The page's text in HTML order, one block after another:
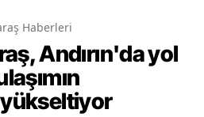
Haberleri
Andırın'da yol
yükseltiyor